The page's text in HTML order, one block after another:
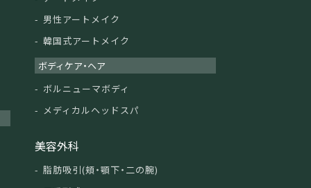
男性アートメイク
韓国式アートメイク
ボディケア・ヘア
ボルニューマボディ
メディカルヘッドスパ
美容外科
脂肪吸引(頬・顎下・二の腕)